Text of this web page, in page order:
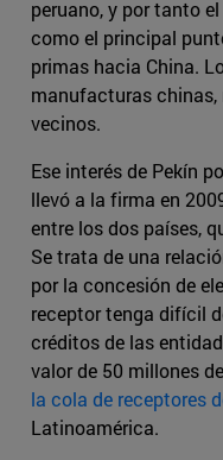
peruano, y por tanto
como el principal
primas hacia China.
manufacturas chinas,
vecinos.
Ese interés de Pekín
llevó a la firma en
entre los dos países,
Se trata de una
por la concesión de
receptor tenga difícil
créditos de las
valor de 50 millones
la cola de receptores
Latinoamérica.